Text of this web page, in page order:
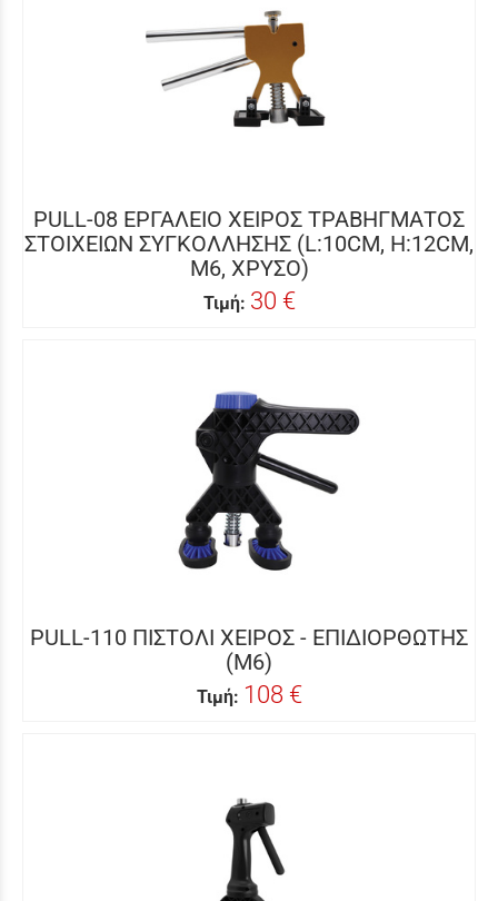
PULL-08 ΕΡΓΑΛΕΙΟ ΧΕΙΡΟΣ ΤΡΑΒΗΓΜΑΤΟΣ
ΣΤΟΙΧΕΙΩΝ ΣΥΓΚΟΛΛΗΣΗΣ (L:10CM, H:12CM,
M6, ΧΡΥΣΟ)
Τιμή: 30 €
PULL-110 ΠΙΣΤΟΛΙ ΧΕΙΡΟΣ - ΕΠΙΔΙΟΡΘΩΤΗΣ
(Μ6)
Τιμή: 108 €